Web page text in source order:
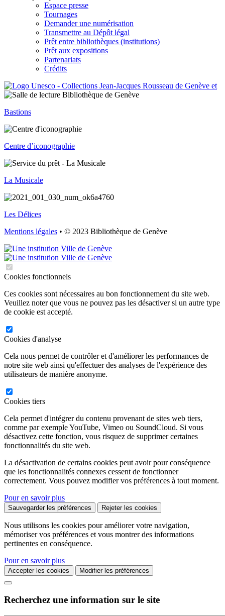
Espace presse
Tournages
Demander une numérisation
Transmettre au Dépôt légal
Prêt entre bibliothèques (institutions)
Prêt aux expositions
Partenariats
Crédits
Bastions
Centre d’iconographie
La Musicale
Les Délices
Mentions légales • © 2023 Bibliothèque de Genève
Cookies fonctionnels
Ces cookies sont nécessaires au bon fonctionnement du site web.
Veuillez noter que vous ne pouvez pas les désactiver si un autre type
de cookie est accepté.
Cookies d'analyse
Cela nous permet de contrôler et d'améliorer les performances de
notre site web ainsi qu'effectuer des analyses de l'expérience des
utilisateurs de manière anonyme.
Cookies tiers
Cela permet d'intégrer du contenu provenant de sites web tiers,
comme par exemple YouTube, Vimeo ou SoundCloud. Si vous
désactivez cette fonction, vous risquez de supprimer certaines
fonctionnalités du site web.
La désactivation de certains cookies peut avoir pour conséquence
que les fonctionnalités connexes cessent de fonctionner
correctement. Vous pouvez modifier vos préférences à tout moment.
Pour en savoir plus
Sauvegarder les préférences Rejeter les cookies
Nous utilisons les cookies pour améliorer votre navigation,
mémoriser vos préférences et vous montrer des informations
pertinentes en conséquence.
Pour en savoir plus
Accepter les cookies Modifier les préférences
Recherchez une information sur le site